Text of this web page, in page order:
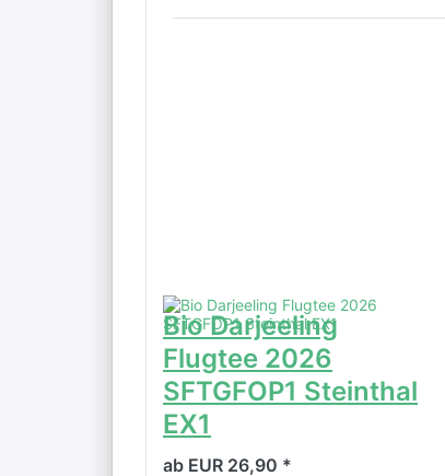
Bio Darjeeling
Flugtee 2026
SFTGFOP1 Steinthal
EX1
ab EUR 26,90 *